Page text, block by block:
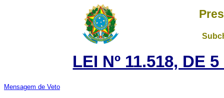
LEI Nº 11.518, DE
Mensagem de Veto